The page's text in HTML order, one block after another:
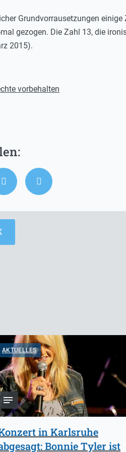
Grundvorrausetzungen
gezogen. Die Zahl 13, die
2015).
vorbehalten
AKTUELLES
in Karlsruhe
Bonnie Tyler ist